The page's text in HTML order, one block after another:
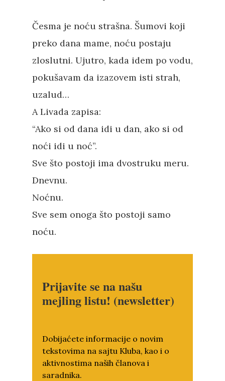
Česma je noću strašna. Šumovi koji
preko dana mame, noću postaju
zloslutni. Ujutro, kada idem po vodu,
pokušavam da izazovem isti strah,
uzalud…
A Livada zapisa:
“Ako si od dana idi u dan, ako si od
noći idi u noć”.
Sve što postoji ima dvostruku meru.
Dnevnu.
Noćnu.
Sve sem onoga što postoji samo
noću.
Prijavite se na našu
mejling listu! (newsletter)
Dobijaćete informacije o novim
tekstovima na sajtu Kluba, kao i o
aktivnostima naših članova i
saradnika.